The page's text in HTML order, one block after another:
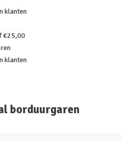
klanten
€25,00
klanten
borduurgaren